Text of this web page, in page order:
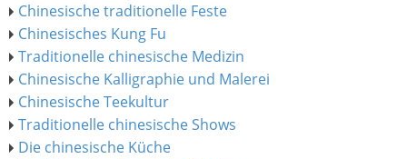
Chinesische traditionelle Feste
Chinesisches Kung Fu
Traditionelle chinesische Medizin
Chinesische Kalligraphie und Malerei
Chinesische Teekultur
Traditionelle chinesische Shows
Die chinesische Küche